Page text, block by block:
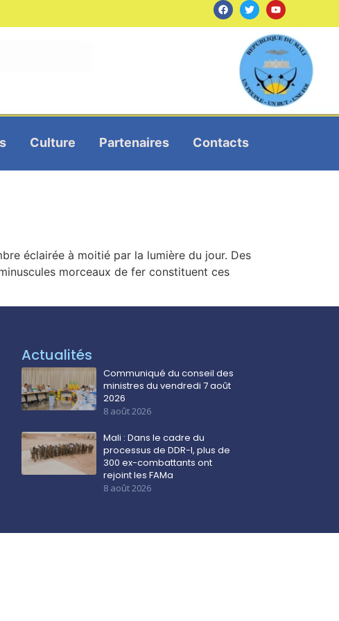
Culture Partenaires Contacts
éclairée à moitié par la lumière du jour. Des
morceaux de fer constituent ces
Actualités
Communiqué du conseil des
ministres du vendredi 7 août
2026
8 août 2026
Mali : Dans le cadre du
processus de DDR-I, plus de
300 ex-combattants ont
rejoint les FAMa
8 août 2026